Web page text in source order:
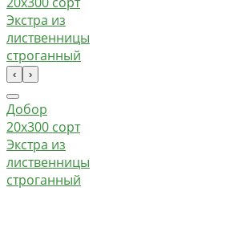
‹ ›
Добор
20х300 сорт
Экстра из
лиственницы
строганный